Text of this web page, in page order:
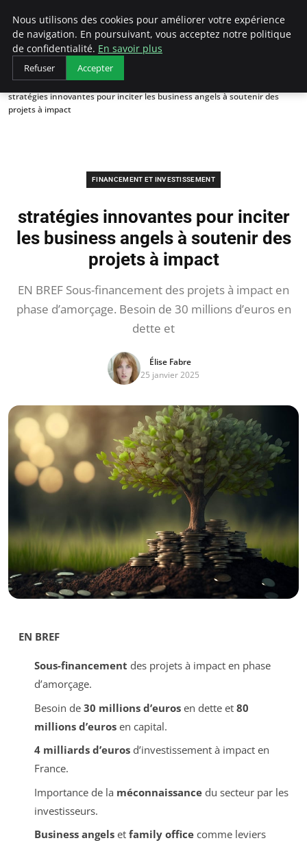
LECFCM
Accueil
Financement et investissement
stratégies innovantes pour inciter les business angels à soutenir des
projets à impact
FINANCEMENT ET INVESTISSEMENT
stratégies innovantes pour inciter
les business angels à soutenir des
projets à impact
EN BREF Sous-financement des projets à impact en
phase d’amorçage. Besoin de 30 millions d’euros en
dette et
Élise Fabre
25 janvier 2025
EN BREF
Sous-financement des projets à impact en phase
d’amorçage.
Besoin de 30 millions d’eurosen dette et 80
millions d’eurosen capital.
4 milliards d’eurosd’investissement à impact en
France.
Importance de la méconnaissancedu secteur par les
investisseurs.
Business angelset family officecomme leviers
Nous utilisons des cookies pour améliorer votre expérience
de navigation. En poursuivant, vous acceptez notre politique
de confidentialité. En savoir plus
Refuser Accepter